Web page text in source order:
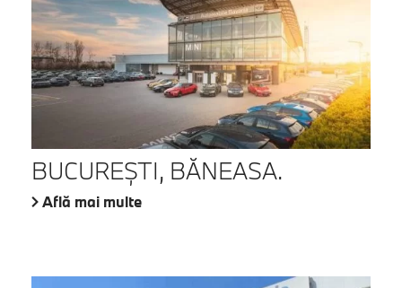
BUCUREŞTI, BĂNEASA.
Află mai multe